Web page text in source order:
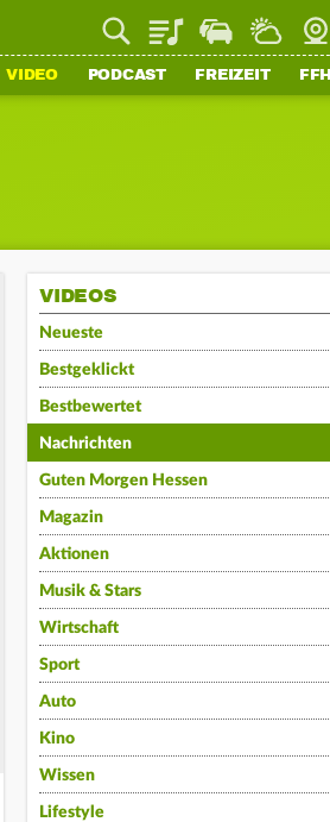
PlaylistStaupilotWetter
VIDEO PODCAST FREIZEIT
VIDEOS
Neueste
Bestgeklickt
Bestbewertet
Nachrichten
Guten Morgen Hessen
Magazin
Aktionen
Musik & Stars
Wirtschaft
Sport
Auto
Kino
Wissen
Lifestyle